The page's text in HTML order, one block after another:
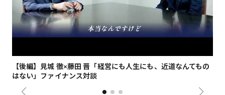
【後編】見城 徹×藤田 晋「経営にも人生にも、近道なんてもの
はない」ファイナンス対談